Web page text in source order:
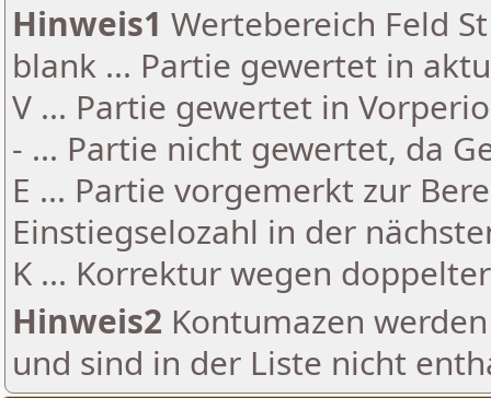
Hinweis1 Wertebereich Feld
blank ... Partie gewertet in
V ... Partie gewertet in
- ... Partie nicht gewertet, da
E ... Partie vorgemerkt zur
Einstiegselozahl in der
K ... Korrektur wegen
Hinweis2 Kontumazen
und sind in der Liste nicht